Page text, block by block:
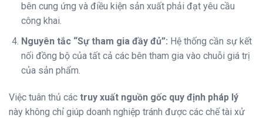
bên cung ứng và điều kiện sản xuất phải đạt yêu cầu
công khai.
Nguyên tắc “Sự tham gia đầy đủ”: Hệ thống cần sự kết
nối đồng bộ của tất cả các bên tham gia vào chuỗi giá trị
của sản phẩm.
Việc tuân thủ các truy xuất nguồn gốc quy định pháp lý
này không chỉ giúp doanh nghiệp tránh được các chế tài xử